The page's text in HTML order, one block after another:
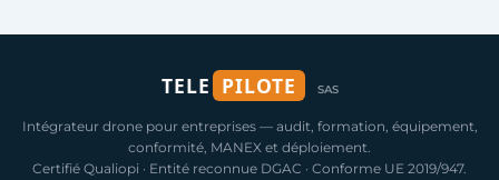
TELE PILOTE SAS
Intégrateur drone pour entreprises — audit, formation, équipement,
conformité, MANEX et déploiement.
Certifié Qualiopi · Entité reconnue DGAC · Conforme UE 2019/947.